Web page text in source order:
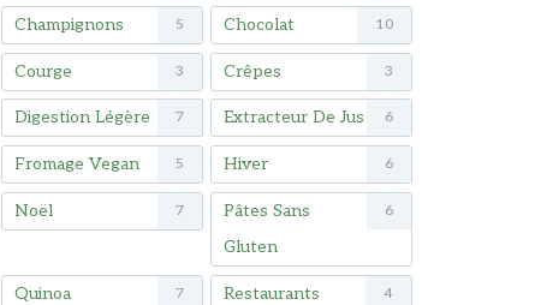
Champignons 5 Chocolat 10
Courge 3 Crêpes 3
Digestion Légère 7 Extracteur De Jus 6
Fromage Vegan 5 Hiver 6
Noël 7
Pâtes Sans
Gluten
6
Quinoa 7 Restaurants 4